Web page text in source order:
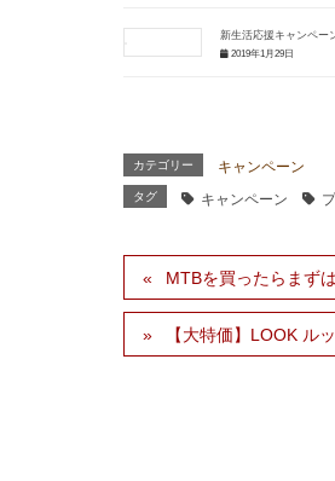
新生活応援キャンペー
2019年1月29日
カテゴリー キャンペーン
タグ キャンペーン
MTBを買ったらまず
【大特価】LOOK ル